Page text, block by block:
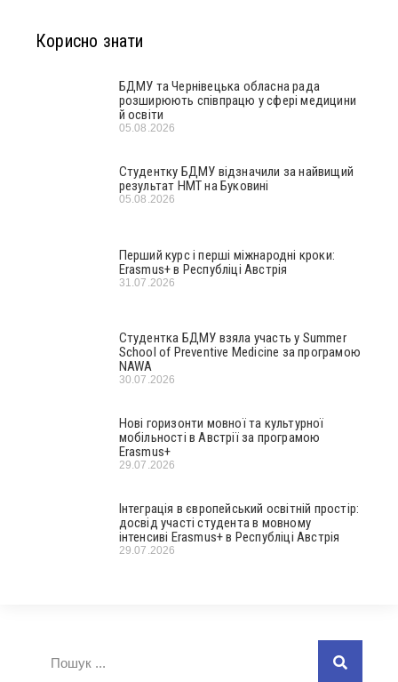
Корисно знати
БДМУ та Чернівецька обласна рада
розширюють співпрацю у сфері медицини
й освіти
05.08.2026
Студентку БДМУ відзначили за найвищий
результат НМТ на Буковині
05.08.2026
Перший курс і перші міжнародні кроки:
Erasmus+ в Республіці Австрія
31.07.2026
Студентка БДМУ взяла участь у Summer
School of Preventive Medicine за програмою
NAWA
30.07.2026
Нові горизонти мовної та культурної
мобільності в Австрії за програмою
Erasmus+
29.07.2026
Інтеграція в європейський освітній простір:
досвід участі студента в мовному
інтенсиві Erasmus+ в Республіці Австрія
29.07.2026